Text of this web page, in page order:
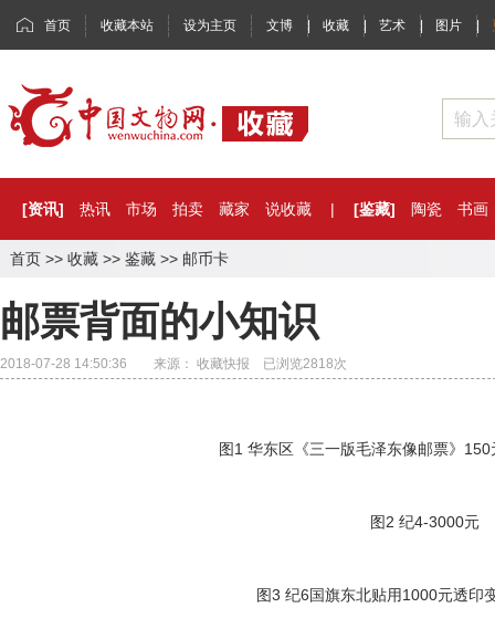
首页 收藏本站 设为主页 文博 | 收藏 | 艺术 | 图片 |
[资讯] 热讯 市场 拍卖 藏家 说收藏 | [鉴藏] 陶瓷 书画
首页 >> 收藏 >> 鉴藏 >> 邮币卡
邮票背面的小知识
2018-07-28 14:50:36 来源： 收藏快报 已浏览2818次
图1 华东区《三一版毛泽东像邮票》
图2 纪4-3000元
图3 纪6国旗东北贴用1000元透印